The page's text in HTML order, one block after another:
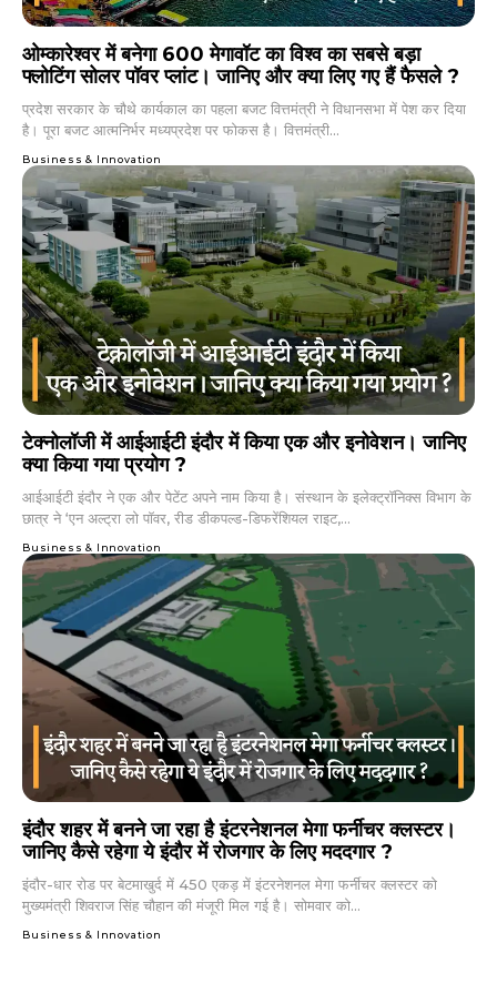
ओम्कारेश्वर में बनेगा 600 मेगावॉट का विश्व का सबसे बड़ा
फ्लोटिंग सोलर पॉवर प्लांट। जानिए और क्या लिए गए हैं फैसले ?
प्रदेश सरकार के चौथे कार्यकाल का पहला बजट वित्तमंत्री ने विधानसभा में पेश कर दिया
है। पूरा बजट आत्मनिर्भर मध्यप्रदेश पर फोकस है। वित्तमंत्री...
Business & Innovation
टेक्नोलॉजी में आईआईटी इंदौर में किया एक और इनोवेशन। जानिए
क्या किया गया प्रयोग ?
आईआईटी इंदौर ने एक और पेटेंट अपने नाम किया है। संस्थान के इलेक्ट्रॉनिक्स विभाग के
छात्र ने ‘एन अल्ट्रा लो पाॅवर, रीड डीकपल्ड-डिफरेंशियल राइट,...
Business & Innovation
इंदौर शहर में बनने जा रहा है इंटरनेशनल मेगा फर्नीचर क्लस्टर।
जानिए कैसे रहेगा ये इंदौर में रोजगार के लिए मददगार ?
इंदौर-धार रोड पर बेटमाखुर्द में 450 एकड़ में इंटरनेशनल मेगा फर्नीचर क्लस्टर को
मुख्यमंत्री शिवराज सिंह चौहान की मंजूरी मिल गई है। सोमवार को...
Business & Innovation